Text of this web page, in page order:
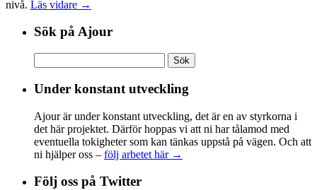
nivå. Läs vidare →
Sök på Ajour
efter:
Under konstant utveckling
Ajour är under konstant utveckling, det är en av styrkorna i
det här projektet. Därför hoppas vi att ni har tålamod med
eventuella tokigheter som kan tänkas uppstå på vägen. Och att
ni hjälper oss – följ arbetet här →
Följ oss på Twitter